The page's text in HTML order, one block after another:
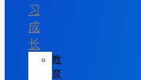
习
成
长
教
育